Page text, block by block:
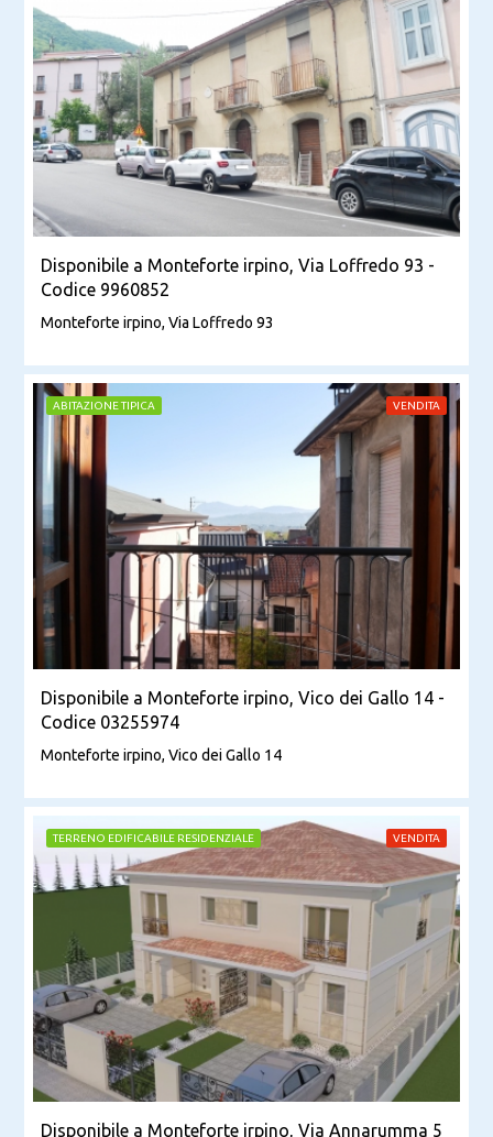
Disponibile a Monteforte irpino, Via Loffredo 93 -
Codice 9960852
Monteforte irpino, Via Loffredo 93
ABITAZIONE TIPICA VENDITA
Disponibile a Monteforte irpino, Vico dei Gallo 14 -
Codice 03255974
Monteforte irpino, Vico dei Gallo 14
TERRENO EDIFICABILE RESIDENZIALE VENDITA
Disponibile a Monteforte irpino, Via Annarumma 5